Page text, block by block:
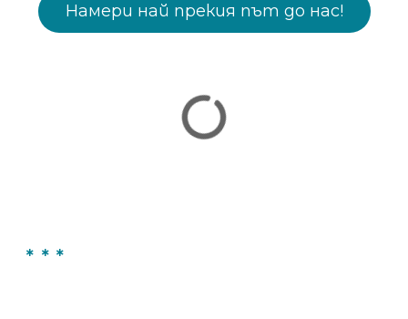
Намери най прекия път до нас!